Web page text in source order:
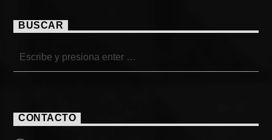
BUSCAR
CONTACTO